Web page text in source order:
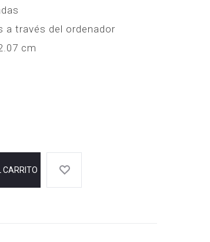
a través del ordenador
cm
CARRITO